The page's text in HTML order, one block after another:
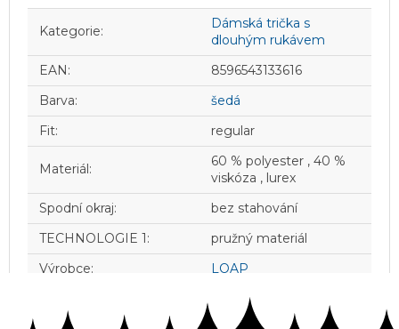
Kategorie:
Dámská trička s
dlouhým rukávem
EAN:
8596543133616
Barva:
šedá
Fit: regular
Materiál:
60 % polyester , 40 %
viskóza , lurex
Spodní okraj:
bez stahování
TECHNOLOGIE 1:
pružný materiál
Výrobce: LOAP